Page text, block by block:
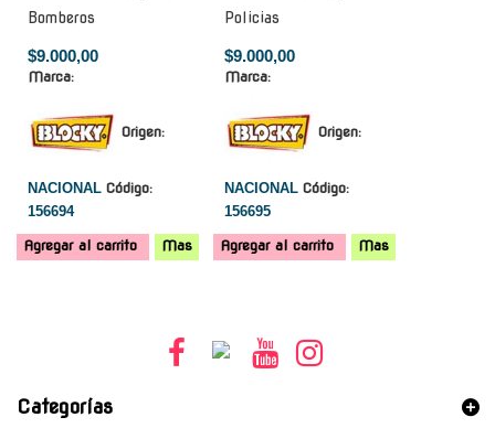
Bomberos
$9.000,00
Marca:
Origen:
NACIONAL Código:
156694
Agregar al carrito Mas
Policias
$9.000,00
Marca:
Origen:
NACIONAL Código:
156695
Agregar al carrito Mas
Categorías